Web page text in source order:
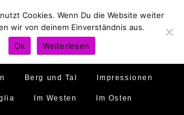
Traumstrände Feste feiern
Im Norden
Murales Ambiente
Berg und Tal Impressionen
Im Westen Im Osten
Cookies. Wenn Du die Website weiter
wir von deinem Einverständnis aus.
Ok
Weiterlesen